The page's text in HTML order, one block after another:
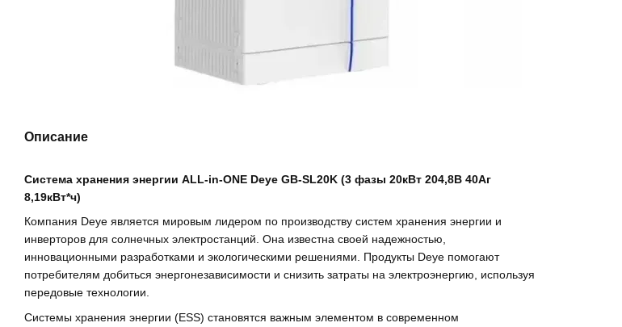
Описание
Система хранения энергии ALL-in-ONE Deye GB-SL20K (3 фазы 20кВт 204,8В 40Аг
8,19кВт*ч)
Компания Deye является мировым лидером по производству систем хранения энергии и
инверторов для солнечных электростанций. Она известна своей надежностью,
инновационными разработками и экологическими решениями. Продукты Deye помогают
потребителям добиться энергонезависимости и снизить затраты на электроэнергию, используя
передовые технологии.
Системы хранения энергии (ESS) становятся важным элементом в современном